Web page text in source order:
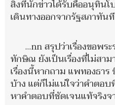
สิ่งที่นักข่าวได้รับคืออนุทิน
เดินทางออกจากรัฐสภาทันที
…nn สรุปว่าเรื่องขอพร
ทักษิณ ยังเป็นเรื่องที่ไม่สา
เรื่องนี้หากถาม แพทองธา
บ้าง แต่ก็ไม่แน่ใจว่าคำตอบ
หาคำตอบที่ชัดเจนแท้จริงจ